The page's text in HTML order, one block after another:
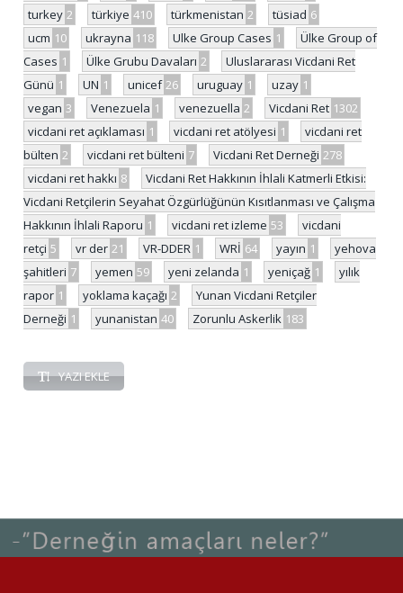
turkey 2 türkiye 410 türkmenistan 2 tüsiad 6
ucm 10 ukrayna 118 Ulke Group Cases 1
Ülke Group of
Cases 1 Ülke Grubu Davaları 2
Uluslararası Vicdani Ret
Günü 1 UN 1 unicef 26 uruguay 1 uzay 1
vegan 3 Venezuela 1 venezuella 2 Vicdani Ret 1302
vicdani ret açıklaması 1 vicdani ret atölyesi 1
vicdani ret
bülten 2 vicdani ret bülteni 7 Vicdani Ret Derneği 278
vicdani ret hakkı 8
Vicdani Ret Hakkının İhlali Katmerli Etkisi:
Vicdani Retçilerin Seyahat Özgürlüğünün Kısıtlanması ve Çalışma
Hakkının İhlali Raporu 1 vicdani ret izleme 53
vicdani
retçi 5 vr der 21 VR-DDER 1 WRİ 64 yayın 1
yehova
şahitleri 7 yemen 59 yeni zelanda 1 yeniçağ 1
yılık
rapor 1 yoklama kaçağı 2
Yunan Vicdani Retçiler
Derneği 1 yunanistan 40 Zorunlu Askerlik 183
YAZI EKLE